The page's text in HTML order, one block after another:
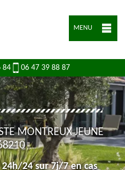
MENU
84 06 47 39 88 87
MONTREUX JEUNE
24 sur 7j/7 en cas